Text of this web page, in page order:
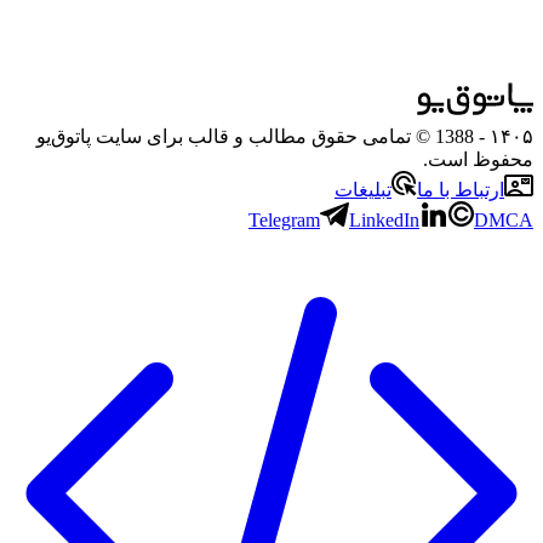
۱۴۰۵
- 1388 © تمامی حقوق مطالب و قالب برای سایت پاتوق‌یو
محفوظ است.
ارتباط با ما
تبلیغات
Telegram
LinkedIn DMCA